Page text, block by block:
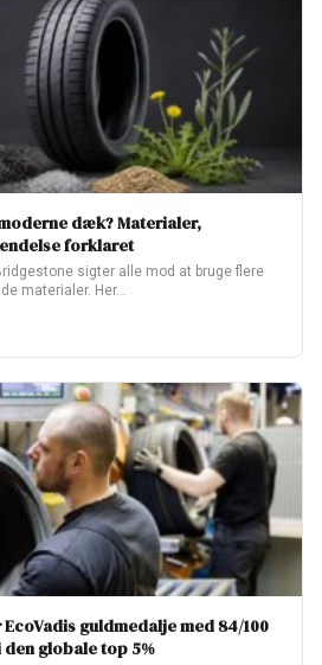
dæk? Materialer,
forklaret
sigter alle mod at bruge flere
materialer. Her…
guldmedalje med 84/100
globale top 5%